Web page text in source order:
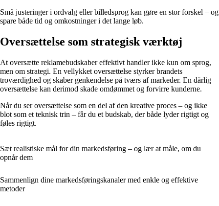
Små justeringer i ordvalg eller billedsprog kan gøre en stor forskel – og
spare både tid og omkostninger i det lange løb.
Oversættelse som strategisk værktøj
At oversætte reklamebudskaber effektivt handler ikke kun om sprog,
men om strategi. En vellykket oversættelse styrker brandets
troværdighed og skaber genkendelse på tværs af markeder. En dårlig
oversættelse kan derimod skade omdømmet og forvirre kunderne.
Når du ser oversættelse som en del af den kreative proces – og ikke
blot som et teknisk trin – får du et budskab, der både lyder rigtigt og
føles rigtigt.
Sæt realistiske mål for din markedsføring – og lær at måle, om du
opnår dem
Sammenlign dine markedsføringskanaler med enkle og effektive
metoder